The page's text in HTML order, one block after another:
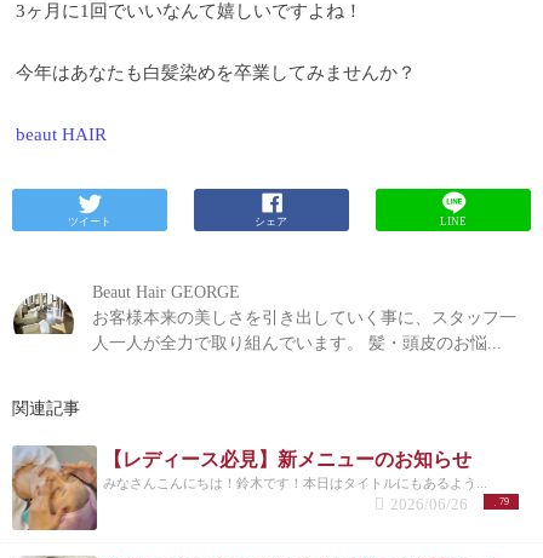
3ヶ月に1回でいいなんて嬉しいですよね！
今年はあなたも白髪染めを卒業してみませんか？
beaut HAIR
ツイート シェア LINE
Beaut Hair GEORGE
お客様本来の美しさを引き出していく事に、スタッフ一
人一人が全力で取り組んでいます。 髪・頭皮のお悩...
関連記事
【レディース必見】新メニューのお知らせ
みなさんこんにちは！鈴木です！本日はタイトルにもあるよう...
79
2026/06/26